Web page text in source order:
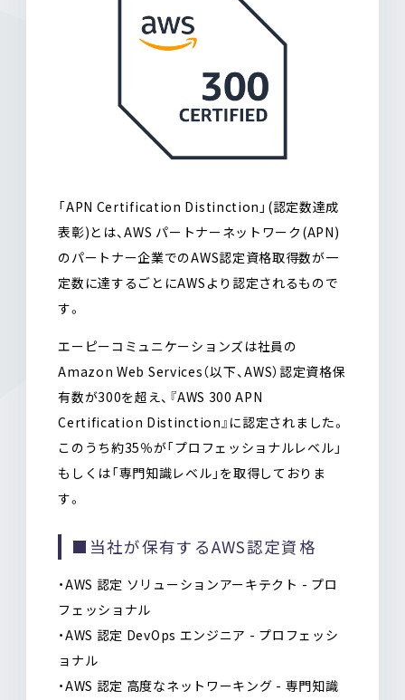
「APN Certification Distinction」(認定数達成
表彰)とは、AWS パートナーネットワーク(APN)
のパートナー企業でのAWS認定資格取得数が一
定数に達するごとにAWSより認定されるもので
す。
エーピーコミュニケーションズは社員の
Amazon Web Services（以下、AWS）認定資格保
有数が300を超え、『AWS 300 APN
Certification Distinction』に認定されました。
このうち約35％が「プロフェッショナルレベル」
もしくは「専門知識レベル」を取得しておりま
す。
■当社が保有するAWS認定資格
・AWS 認定 ソリューションアーキテクト - プロ
フェッショナル
・AWS 認定 DevOps エンジニア - プロフェッシ
ョナル
・AWS 認定 高度なネットワーキング - 専門知識